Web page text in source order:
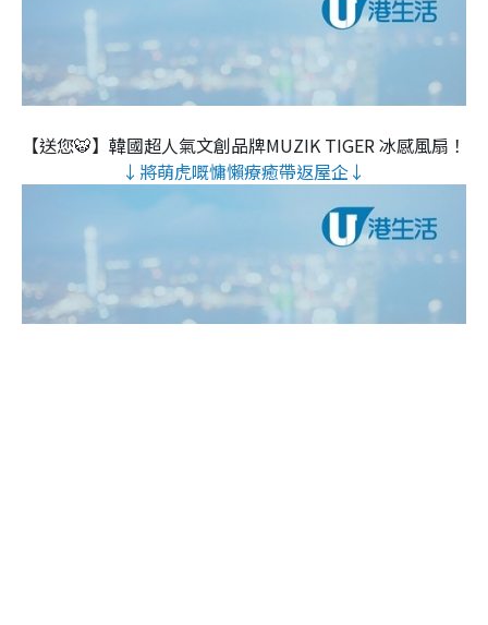
【送您🐯】韓國超人氣文創品牌MUZIK TIGER 冰感風扇！
↓將萌虎嘅慵懶療癒帶返屋企↓